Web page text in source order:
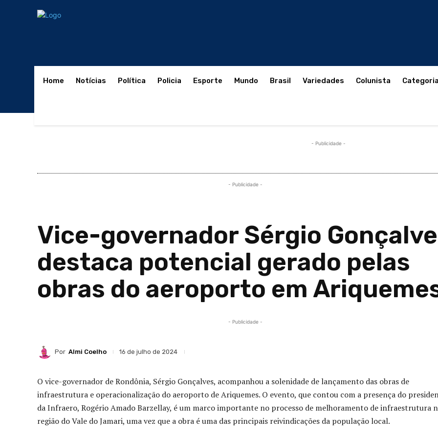
Home Notícias Política Policia Esporte Mundo Brasil Variedades Colunista
- Publicidade -
- Publicidade -
Vice-governador Sérgio
destaca potencial gerado pelas
obras do aeroporto em
- Publicidade -
Por Almi Coelho 16 de julho de 2024
O vice-governador de Rondônia, Sérgio Gonçalves, acompanhou a solenidade de lançamento das obras de
infraestrutura e operacionalização do aeroporto de Ariquemes. O evento, que contou com a presença do
da Infraero, Rogério Amado Barzellay, é um marco importante no processo de melhoramento de infraestrutura
região do Vale do Jamari, uma vez que a obra é uma das principais reivindicações da população local.